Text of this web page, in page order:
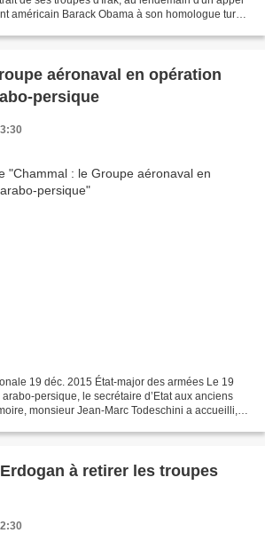
américain Barack Obama à son homologue turc
aéronaval en opération
persique
19 déc. 2015 État-major des armées Le 19
persique, le secrétaire d’Etat aux anciens
monsieur Jean-Marc Todeschini a accueilli,
à retirer les troupes